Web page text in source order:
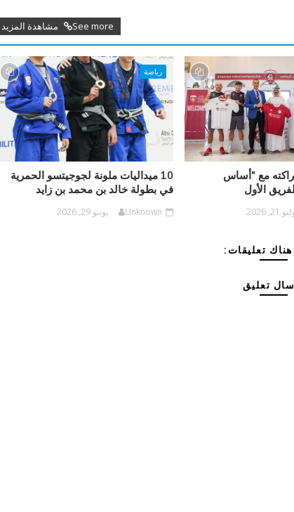
See more مشاهدة المزيد
مع "أساس
الأول
21, 2026
رياضة
10 ميداليات ملونة لجوجيتسو الحمرية
في بطولة خالد بن محمد بن زايد
Unknown يونيو 29, 2026
تعليقات:
تعليق